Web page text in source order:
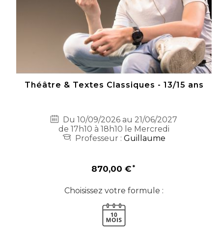
Théâtre & Textes Classiques - 13/15 ans
Du 10/09/2026 au 21/06/2027
de 17h10 à 18h10 le Mercredi
Professeur : Guillaume
870,00 €
Choisissez votre formule :